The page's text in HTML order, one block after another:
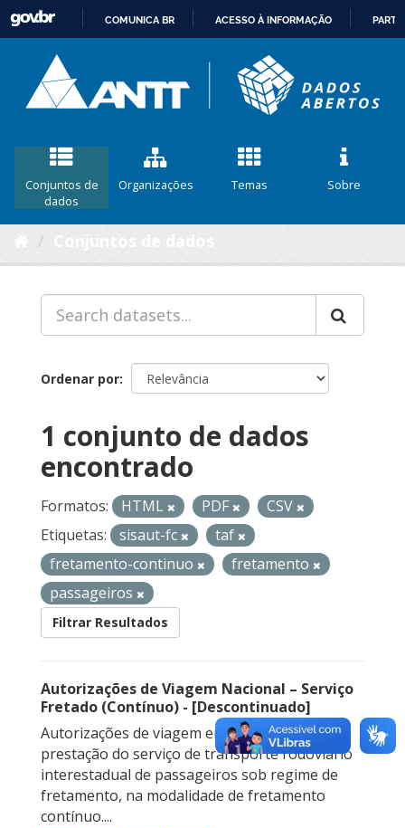
CONTEÚDO
COMUNICA BR ACESSO À INFORMAÇÃO
Conjuntos de
dados
Organizações Temas Sobre
Ordenar por
1 conjunto de dados
encontrado
Formatos: HTML PDF
CSV
Etiquetas:
sisaut-fc
taf
fretamento-continuo
fretamento
passageiros
Filtrar Resultados
Autorizações de Viagem Nacional – Serviço
Fretado (Contínuo) - [Descontinuado]
Autorizações de viagem emitidas para a
prestação do serviço de transporte rodoviário
interestadual de passageiros sob regime de
fretamento, na modalidade de fretamento
contínuo....